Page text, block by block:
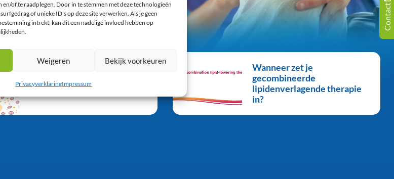
en/of te raadplegen. Door in te stemmen met deze technologieën
of unieke ID's op deze site verwerken. Als je geen
intrekt, kan dit een nadelige invloed hebben op
Weigeren Bekijk voorkeuren
PrivacyverklaringImpressum
2025 ESC/EAS Focused
Wanneer zet je
gecombineerde
lipidenverlagende therapie
in?
Contact